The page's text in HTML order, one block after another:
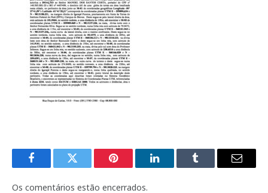
FacebookTwitter Pinterest LinkedInTumblr
E-
Os comentários estão encerrados.